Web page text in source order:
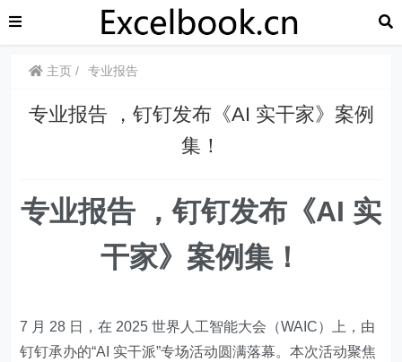
主页 专业报告
专业报告 ，钉钉发布《AI 实干家》案例
集！
专业报告 ，钉钉发布《AI 实
干家》案例集！
7 月 28 日，在 2025 世界人工智能大会（WAIC）上，由
钉钉承办的“AI 实干派”专场活动圆满落幕。本次活动聚焦